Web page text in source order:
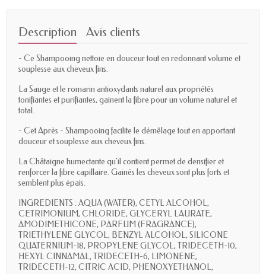
Description Avis clients
- Ce Shampooing nettoie en douceur tout en redonnant volume et
souplesse aux cheveux fins.
La Sauge et le romarin antioxydants naturel aux propriétés
tonifiantes et purifiantes, gainent la fibre pour un volume naturel et
total.
- Cet Après - Shampooing facilite le démêlage tout en apportant
douceur et souplesse aux cheveux fins.
La Châtaigne humectante qu'il contient permet de densifier et
renforcer la fibre capillaire. Gainés les cheveux sont plus forts et
semblent plus épais.
INGREDIENTS : AQUA (WATER), CETYL ALCOHOL,
CETRIMONIUM, CHLORIDE, GLYCERYL LAURATE,
AMODIMETHICONE, PARFUM (FRAGRANCE),
TRIETHYLENE GLYCOL, BENZYL ALCOHOL, SILICONE
QUATERNIUM-18, PROPYLENE GLYCOL, TRIDECETH-10,
HEXYL CINNAMAL, TRIDECETH-6, LIMONENE,
TRIDECETH-12, CITRIC ACID, PHENOXYETHANOL,